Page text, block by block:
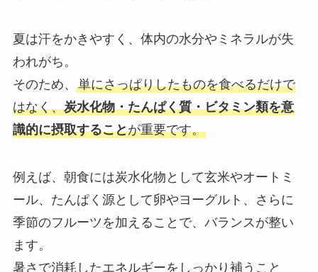
夏は汗をかきやすく、体内の水分やミネラルが失
われがち。
そのため、 単にさっぱりしたものを食べるだけで
はなく、炭水化物・たんぱく質・ビタミン類を意
識的に摂取することが重要です。
例えば、朝食には炭水化物として玄米やオートミ
ール、たんぱく源として卵やヨーグルト、さらに
季節のフルーツを加えることで、バランスが整い
ます。
暑さで消耗したエネルギーをしっかり補うこと